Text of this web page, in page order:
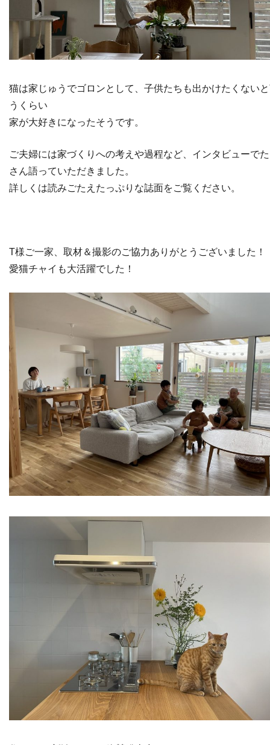
猫は家じゅうでゴロンとして、子供たちも出かけたくない
うくらい
家が大好きになったそうです。
ご夫婦には家づくりへの考えや過程など、インタビューで
さん語っていただきました。
詳しくは読みごたえたっぷりな誌面をご覧ください。
T様ご一家、取材＆撮影のご協力ありがとうございました！
愛猫チャイも大活躍でした！